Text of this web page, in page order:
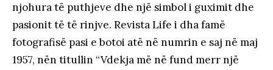
njohura të puthjeve dhe një simbol i guximit dhe
pasionit të të rinjve. Revista Life i dha famë
fotografisë pasi e botoi atë në numrin e saj në maj
1957, nën titullin “Vdekja më në fund merr një